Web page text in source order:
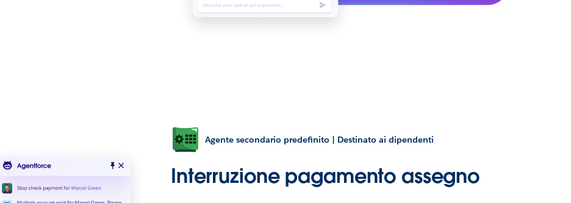
Agente secondario predefinito | Destinato ai dipendenti
Interruzione pagamento assegno